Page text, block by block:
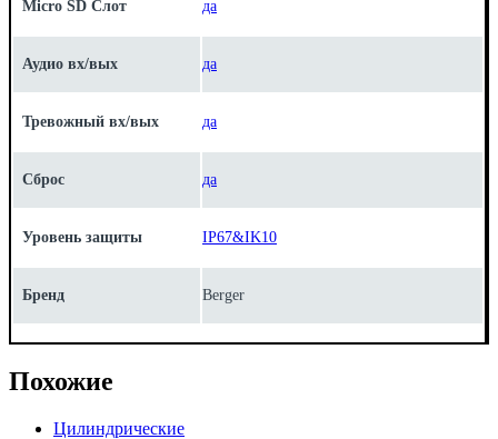
Micro SD Слот да
Аудио вх/вых да
Тревожный вх/вых да
Сброс да
Уровень защиты IP67&IK10
Бренд Berger
Похожие
Цилиндрические